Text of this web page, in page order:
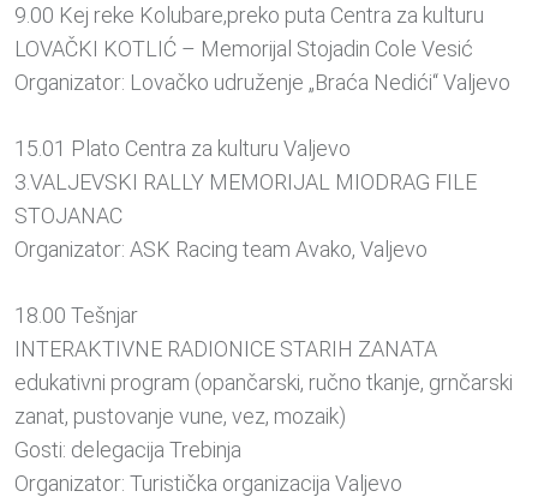
9.00 Kej reke Kolubare,preko puta Centra za kulturu
LOVAČKI KOTLIĆ – Memorijal Stojadin Cole Vesić
Organizator: Lovačko udruženje „Braća Nedići“ Valjevo
15.01 Plato Centra za kulturu Valjevo
3.VALJEVSKI RALLY MEMORIJAL MIODRAG FILE
STOJANAC
Organizator: ASK Racing team Avako, Valjevo
18.00 Tešnjar
INTERAKTIVNE RADIONICE STARIH ZANATA
edukativni program (opančarski, ručno tkanje, grnčarski
zanat, pustovanje vune, vez, mozaik)
Gosti: delegacija Trebinja
Organizator: Turistička organizacija Valjevo